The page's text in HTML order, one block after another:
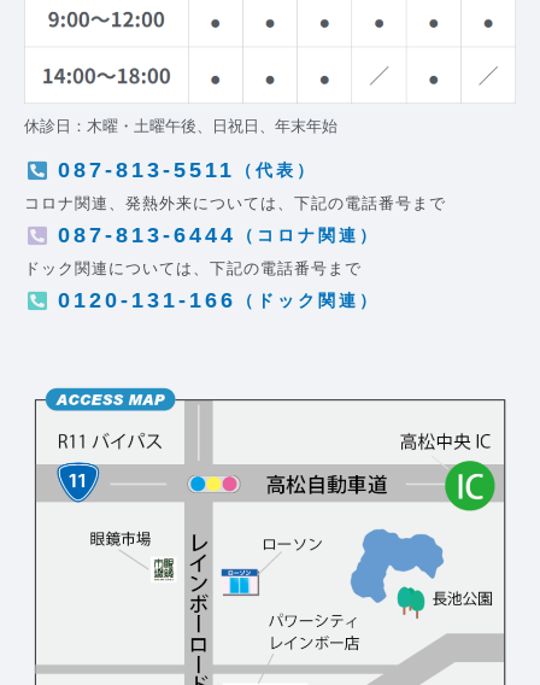
休診日：木曜・土曜午後、日祝日、年末年始
087-813-5511 （代表）
コロナ関連、発熱外来については、下記の電話番号まで
087-813-6444 （コロナ関連）
ドック関連については、下記の電話番号まで
0120-131-166 （ドック関連）